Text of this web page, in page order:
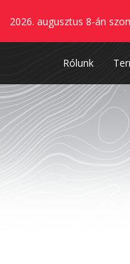
2026. augusztus 8-án
Rólunk